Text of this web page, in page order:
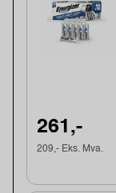
261,-
209,- Eks. Mva.